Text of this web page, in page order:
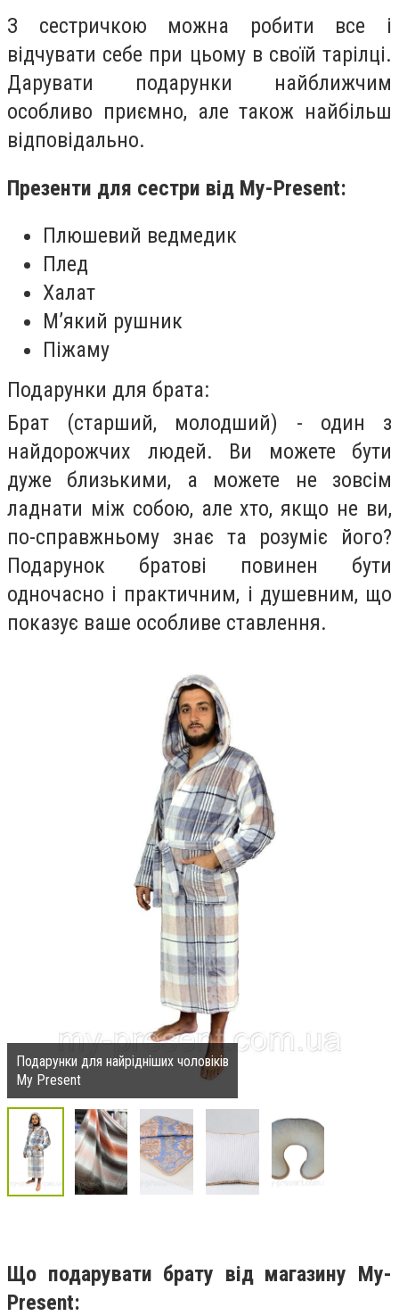
З сестричкою можна робити все і
відчувати себе при цьому в своїй тарілці.
Дарувати подарунки найближчим
особливо приємно, але також найбільш
відповідально.
Презенти для сестри від My-Present:
Плюшевий ведмедик
Плед
Халат
М’який рушник
Піжаму
Подарунки для брата:
Брат (старший, молодший) - один з
найдорожчих людей. Ви можете бути
дуже близькими, а можете не зовсім
ладнати між собою, але хто, якщо не ви,
по-справжньому знає та розуміє його?
Подарунок братові повинен бути
одночасно і практичним, і душевним, що
показує ваше особливе ставлення.
Подарунки для найрідніших чоловіків
My Present
Що подарувати брату від магазину My-
Present: